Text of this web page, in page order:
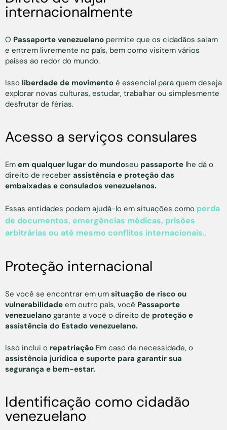
internacionalmente
O Passaporte venezuelano permite que os cidadãos saiam
e entrem livremente no país, bem como visitem vários
países ao redor do mundo.
Isso liberdade de movimento é essencial para quem deseja
explorar novas culturas, estudar, trabalhar ou simplesmente
desfrutar de férias.
Acesso a serviços consulares
Em em qualquer lugar do mundoseu passaporte lhe dá o
direito de receber assistência e proteção das
embaixadas e consulados venezuelanos.
Essas entidades podem ajudá-lo em situações como perda
de documentos, emergências médicas, prisões
arbitrárias ou até mesmo conflitos internacionais..
Proteção internacional
Se você se encontrar em um situação de risco ou
vulnerabilidade em outro país, você Passaporte
venezuelano garante a você o direito de proteção e
assistência do Estado venezuelano.
Isso inclui o repatriação Em caso de necessidade, o
assistência jurídica e suporte para garantir sua
segurança e bem-estar.
Identificação como cidadão
venezuelano